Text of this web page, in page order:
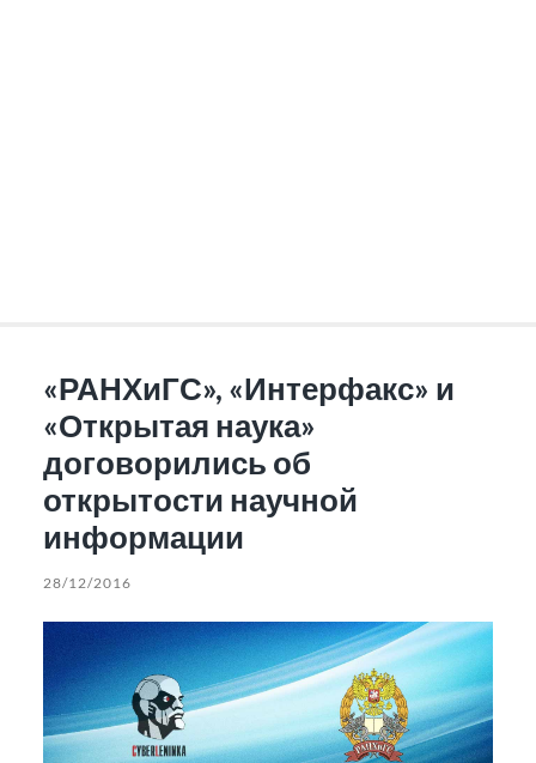
«РАНХиГС», «Интерфакс» и
«Открытая наука»
договорились об
открытости научной
информации
28/12/2016